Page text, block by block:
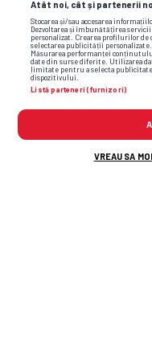
Atât noi, cât și partenerii
Stocarea și/sau accesarea
Dezvoltarea și îmbunătățirea
personalizat. Crearea profilurilor
selectarea publicității
Măsurarea performanței
date din surse diferite. Utilizarea
limitate pentru a selecta
dispozitivului.
Listă parteneri (furnizori)
VREAU SA